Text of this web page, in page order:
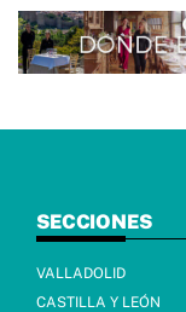
SECCIONES
VALLADOLID
CASTILLA Y LEÓN